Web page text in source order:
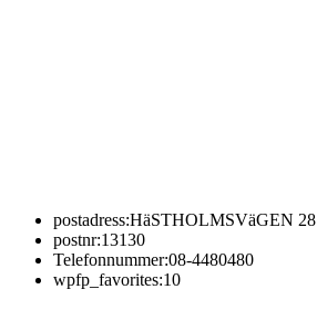
postadress:HäSTHOLMSVäGEN 28
postnr:13130
Telefonnummer:08-4480480
wpfp_favorites:10